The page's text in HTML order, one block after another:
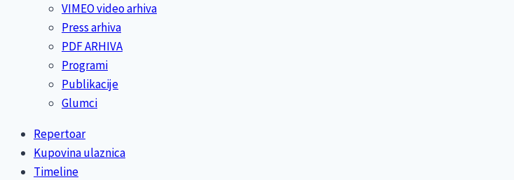
VIMEO video arhiva
Press arhiva
PDF ARHIVA
Programi
Publikacije
Glumci
Repertoar
Kupovina ulaznica
Timeline